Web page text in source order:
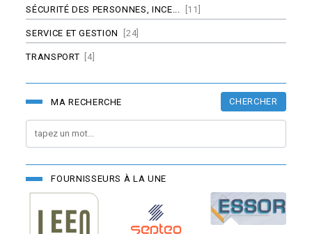
SÉCURITÉ DES PERSONNES, INCE... [11]
SERVICE ET GESTION [24]
TRANSPORT [4]
MA RECHERCHE CHERCHER
FOURNISSEURS À LA UNE